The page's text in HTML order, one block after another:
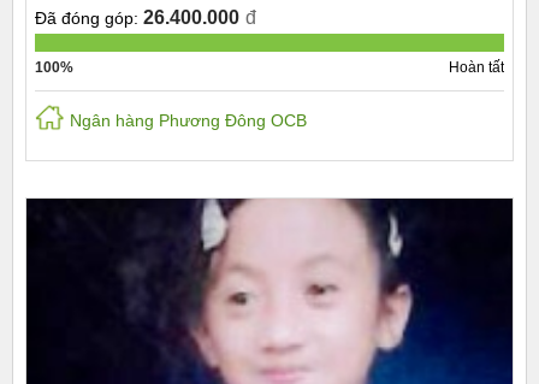
Đã đóng góp: 26.400.000 đ
100% Hoàn tất
Ngân hàng Phương Đông OCB